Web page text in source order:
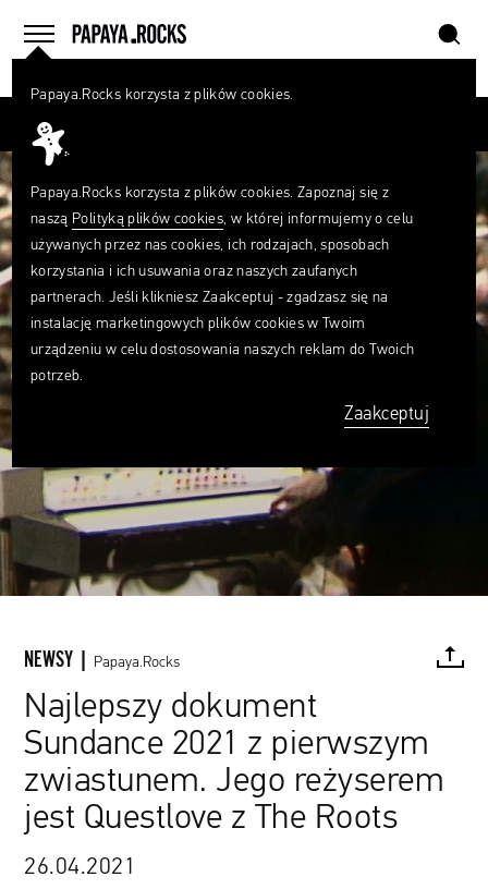
menu
home szukaj
NEWSY | Papaya.Rocks
Najlepszy dokument
Sundance 2021 z pierwszym
zwiastunem. Jego reżyserem
jest Questlove z The Roots
26.04.2021
FACEBOOK TWITTER PINTEREST MAIL
Papaya.Rocks korzysta z plików cookies.
Papaya.Rocks korzysta z plików cookies. Zapoznaj się z
naszą Polityką plików cookies, w której informujemy o celu
używanych przez nas cookies, ich rodzajach, sposobach
korzystania i ich usuwania oraz naszych zaufanych
partnerach. Jeśli klikniesz Zaakceptuj - zgadzasz się na
instalację marketingowych plików cookies w Twoim
urządzeniu w celu dostosowania naszych reklam do Twoich
potrzeb.
Zaakceptuj
Czego
szukasz?